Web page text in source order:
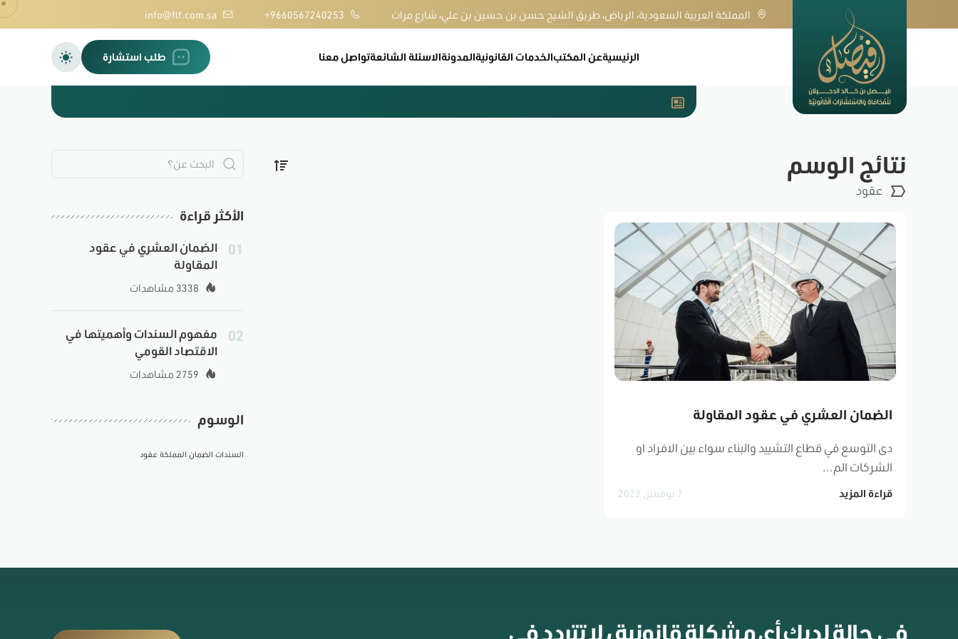
المملكة العربية السعودية، الرياض، طريق الشيح حسن بن حسين بن علي، شارع مرات +9660567240253
info@flf.com.sa
الرئيسيةعن المكتبالخدمات القانونيةالمدونةالاسئلة الشائعةتواصل معنا طلب استشارة
الضمان العشري في عقود المقاولة
نتائج الوسم
عقود
الضمان العشري في عقود المقاولة
دى التوسع في قطاع التشييد والبناء سواء بين الافراد او
الشركات الم...
قراءة المزيد 7 نوفمبر, 2023
الأكثر قراءة
01
الضمان العشري في عقود
المقاولة
02
مفهوم السندات وأهميتها في
الاقتصاد القومي
الوسوم
السندات الضمان المملكة عقود
في حالة لديك أي مشكلة قانونية ، لا تتردد في